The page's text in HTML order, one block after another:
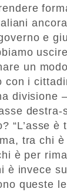
e
un
con i
divisione
“L’asse è
tra chi è
è per
è invece
queste